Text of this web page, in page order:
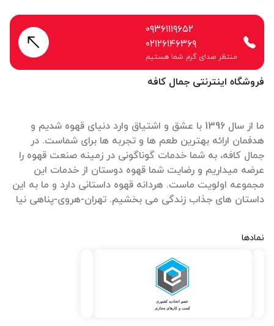
فروشگاه اینترنتی جمال کافه
ما از سال 1396 با عشق و اشتیاق وارد دنیای قهوه شدیم و
هدفمان ارائه بهترین طعم ها و تجربه ها برای شماست. در
جمال کافه، به شما خدمات گوناگونی در زمینه صنعت قهوه را
عرضه میداریم و رضایت شما قهوه دوستان از خدمات این
مجموعه اولویت ماست. هردانه قهوه داستانی دارد و ما به این
داستان های جذاب زندگی می بخشیم. تهران-هروی-پناهی نیا
نمادها
۰۹۳۶۱۱۱۹۶۵۲
۰۲۱۲۶۱۴۶۳۶۹
منتظر صدای گرم شما هستیم